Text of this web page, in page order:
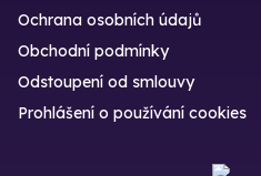
Ochrana osobních údajů
Obchodní podmínky
Odstoupení od smlouvy
Prohlášení o používání cookies